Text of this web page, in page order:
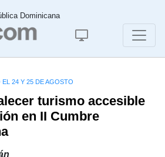
Dominicana
24 Y 25 DE AGOSTO
turismo accesible
en II Cumbre